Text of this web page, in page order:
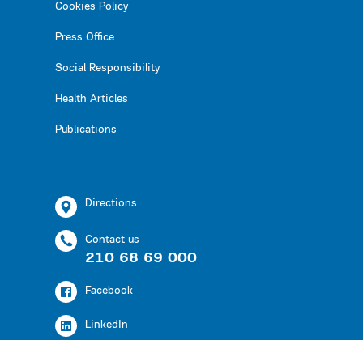
Cookies Policy
Press Office
Social Responsibility
Health Articles
Publications
Directions
Contact us
210 68 69 000
Facebook
LinkedIn